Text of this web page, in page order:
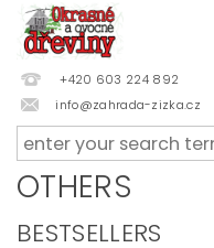
+420 603 224 892
info@zahrada-zizka.cz
OTHERS
BESTSELLERS